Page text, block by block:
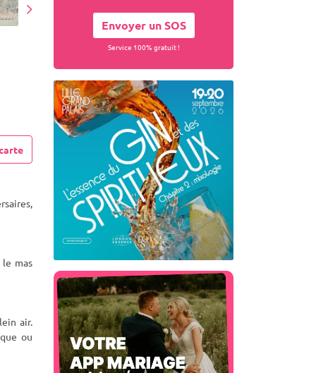
mas
air.
ou
Envoyer un SOS
Service 100% gratuit !